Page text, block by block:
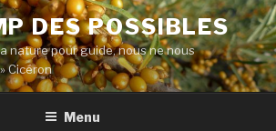
DES POSSIBLES
nature pour guide, nous ne nous
Cicéron
Menu